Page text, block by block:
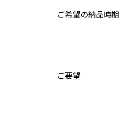
ご希望の納品時期
ご要望